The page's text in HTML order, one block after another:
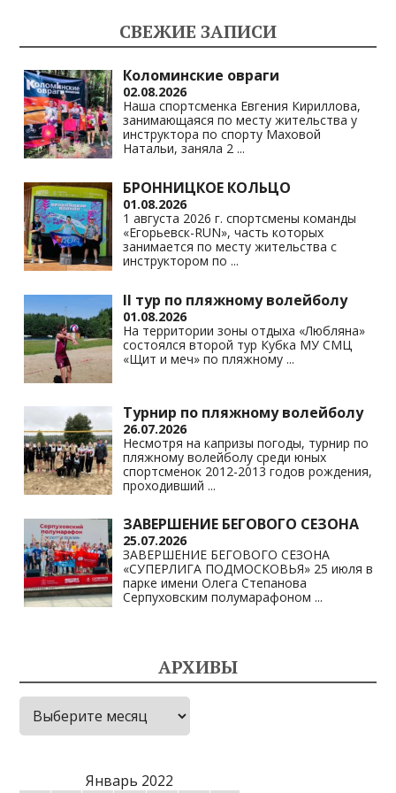
as
s
ni
ki
a
m
A
p
p
Li
n
k
СВЕЖИЕ ЗАПИСИ
Коломинские овраги
02.08.2026
Наша спортсменка Евгения Кириллова,
занимающаяся по месту жительства у
инструктора по спорту Маховой
Натальи, заняла 2 ...
БРОННИЦКОЕ КОЛЬЦО
01.08.2026
1 августа 2026 г. спортсмены команды
«Егорьевск-RUN», часть которых
занимается по месту жительства с
инструктором по ...
II тур по пляжному волейболу
01.08.2026
На территории зоны отдыха «Любляна»
состоялся второй тур Кубка МУ СМЦ
«Щит и меч» по пляжному ...
Турнир по пляжному волейболу
26.07.2026
Несмотря на капризы погоды, турнир по
пляжному волейболу среди юных
спортсменок 2012-2013 годов рождения,
проходивший ...
ЗАВЕРШЕНИЕ БЕГОВОГО СЕЗОНА
25.07.2026
ЗАВЕРШЕНИЕ БЕГОВОГО СЕЗОНА
«СУПЕРЛИГА ПОДМОСКОВЬЯ» 25 июля в
парке имени Олега Степанова
Серпуховским полумарафоном ...
АРХИВЫ
Архивы
Январь 2022